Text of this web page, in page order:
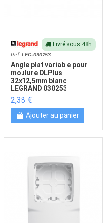
Livré sous 48h
Réf.LEG-030253
Angle plat variable pour
moulure DLPlus
32x12,5mm blanc
LEGRAND 030253
2,38 €
Ajouter au panier